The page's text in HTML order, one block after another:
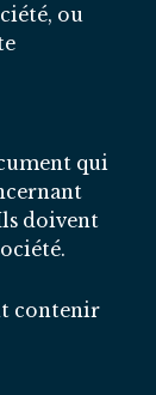
ou
qui
doivent
contenir